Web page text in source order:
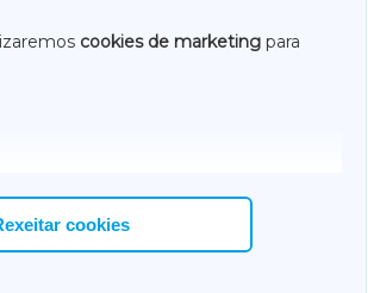
cookies de marketing para
cookies